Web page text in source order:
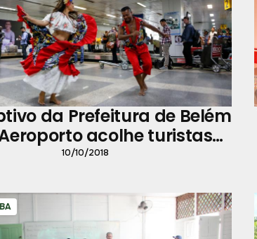
da Prefeitura de Belém
acolhe turistas
festa e muita informação
10/10/2018